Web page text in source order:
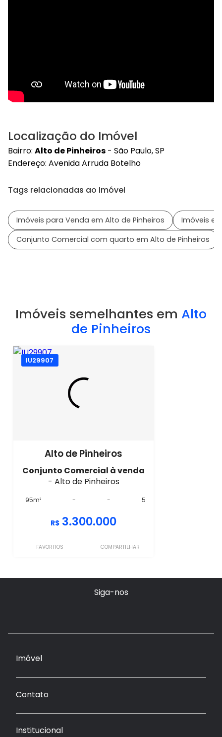
Localização do Imóvel
Bairro: Alto de Pinheiros - São Paulo, SP
Endereço: Avenida Arruda Botelho
Tags relacionadas ao Imóvel
Imóveis para Venda em Alto de Pinheiros
Imóveis
Conjunto Comercial com quarto em Alto de Pinheiros
Imóveis semelhantes em Alto
de Pinheiros
IU29907
Alto de Pinheiros
Conjunto Comercial à venda
- Alto de Pinheiros
95m² - - 5
R$ 3.300.000
FAVORITOS COMPARTILHAR
Siga-nos
Imóvel
Contato
Institucional